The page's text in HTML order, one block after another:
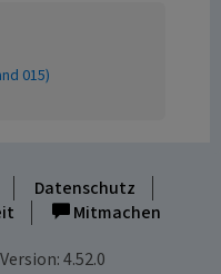
015)
Datenschutz
Mitmachen
Version: 4.52.0